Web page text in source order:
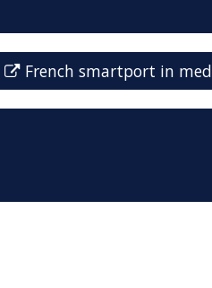
French smartport in med